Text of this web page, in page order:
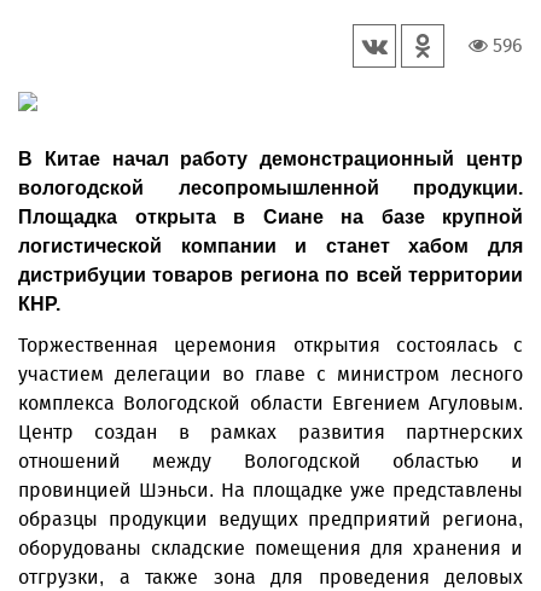
596
В Китае начал работу демонстрационный центр
вологодской лесопромышленной продукции.
Площадка открыта в Сиане на базе крупной
логистической компании и станет хабом для
дистрибуции товаров региона по всей территории
КНР.
Торжественная церемония открытия состоялась с
участием делегации во главе с министром лесного
комплекса Вологодской области Евгением Агуловым.
Центр создан в рамках развития партнерских
отношений между Вологодской областью и
провинцией Шэньси. На площадке уже представлены
образцы продукции ведущих предприятий региона,
оборудованы складские помещения для хранения и
отгрузки, а также зона для проведения деловых